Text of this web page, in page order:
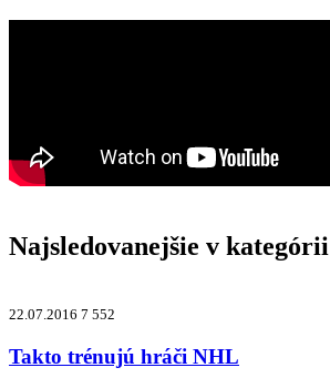
Najsledovanejšie v kategórii
22.07.2016 7 552
Takto trénujú hráči NHL